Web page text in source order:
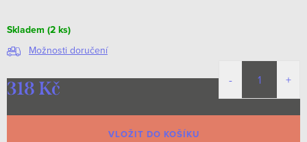
Skladem (2 ks)
Možnosti doručení
318 Kč
cena:
VLOŽIT DO KOŠÍKU